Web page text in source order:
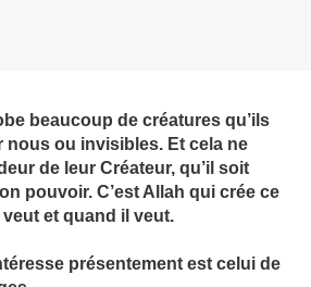
beaucoup de créatures qu’ils
ou invisibles. Et cela ne
de leur Créateur, qu’il soit
pouvoir. C’est Allah qui crée ce
et quand il veut.
présentement est celui de